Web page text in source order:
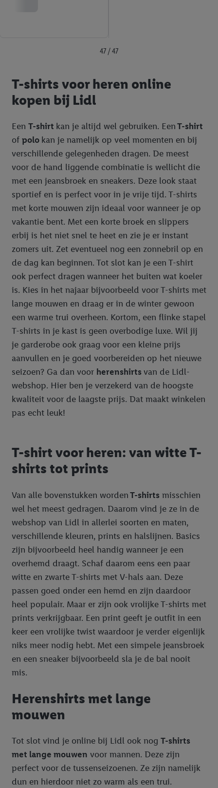
47 / 47
T-shirts voor heren online
kopen bij Lidl
Een T-shirt kan je altijd wel gebruiken. EenT-shirt
of polo kan je namelijk op veel momenten en bij
verschillende gelegenheden dragen. De meest
voor de hand liggende combinatie is wellicht die
met een jeansbroek en sneakers. Deze look staat
sportief en is perfect voor in je vrije tijd. T-shirts
met korte mouwen zijn ideaal voor wanneer je op
vakantie bent. Met een korte broek en slippers
erbij is het niet snel te heet en zie je er instant
zomers uit. Zet eventueel nog een zonnebril op en
de dag kan beginnen. Tot slot kan je een T-shirt
ook perfect dragen wanneer het buiten wat koeler
is. Kies in het najaar bijvoorbeeld voor T-shirts met
lange mouwen en draag er in de winter gewoon
een warme trui overheen. Kortom, een flinke stapel
T-shirts in je kast is geen overbodige luxe. Wil jij
je garderobe ook graag voor een kleine prijs
aanvullen en je goed voorbereiden op het nieuwe
seizoen? Ga dan voor herenshirtsvan de Lidl-
webshop. Hier ben je verzekerd van de hoogste
kwaliteit voor de laagste prijs. Dat maakt winkelen
pas echt leuk!
T-shirt voor heren: van witte T-
shirts tot prints
Van alle bovenstukken wordenT-shirts misschien
wel het meest gedragen. Daarom vind je ze in de
webshop van Lidl in allerlei soorten en maten,
verschillende kleuren, prints en halslijnen. Basics
zijn bijvoorbeeld heel handig wanneer je een
overhemd draagt. Schaf daarom eens een paar
witte en zwarte T-shirts met V-hals aan. Deze
passen goed onder een hemd en zijn daardoor
heel populair. Maar er zijn ook vrolijke T-shirts met
prints verkrijgbaar. Een print geeft je outfit in een
keer een vrolijke twist waardoor je verder eigenlijk
niks meer nodig hebt. Met een simpele jeansbroek
en een sneaker bijvoorbeeld sla je de bal nooit
mis.
Herenshirts met lange
mouwen
Tot slot vind je online bij Lidl ook nog T-shirts
met lange mouwen voor mannen. Deze zijn
perfect voor de tussenseizoenen. Ze zijn namelijk
dun en hierdoor niet zo warm als een trui.